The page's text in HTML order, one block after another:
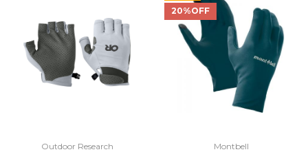
Outdoor Research
20%OFF
Montbell